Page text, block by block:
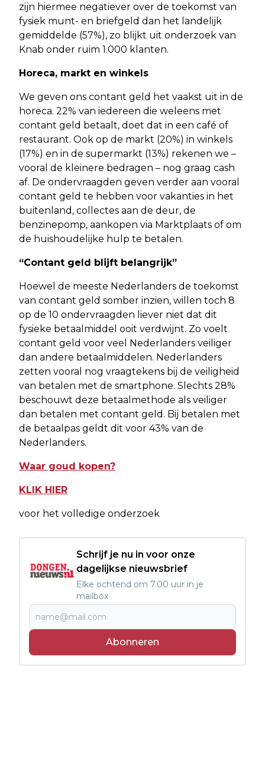
zijn hiermee negatiever over de toekomst van
fysiek munt- en briefgeld dan het landelijk
gemiddelde (57%), zo blijkt uit onderzoek van
Knab onder ruim 1.000 klanten.
Horeca, markt en winkels
We geven ons contant geld het vaakst uit in de
horeca. 22% van iedereen die weleens met
contant geld betaalt, doet dat in een café of
restaurant. Ook op de markt (20%) in winkels
(17%) en in de supermarkt (13%) rekenen we –
vooral de kleinere bedragen – nog graag cash
af. De ondervraagden geven verder aan vooral
contant geld te hebben voor vakanties in het
buitenland, collectes aan de deur, de
benzinepomp, aankopen via Marktplaats of om
de huishoudelijke hulp te betalen.
“Contant geld blijft belangrijk”
Hoewel de meeste Nederlanders de toekomst
van contant geld somber inzien, willen toch 8
op de 10 ondervraagden liever niet dat dit
fysieke betaalmiddel ooit verdwijnt. Zo voelt
contant geld voor veel Nederlanders veiliger
dan andere betaalmiddelen. Nederlanders
zetten vooral nog vraagtekens bij de veiligheid
van betalen met de smartphone. Slechts 28%
beschouwt deze betaalmethode als veiliger
dan betalen met contant geld. Bij betalen met
de betaalpas geldt dit voor 43% van de
Nederlanders.
Waar goud kopen?
KLIK HIER
voor het volledige onderzoek
Schrijf je nu in voor onze
dagelijkse nieuwsbrief
Elke ochtend om 7.00 uur in je
mailbox
Abonneren